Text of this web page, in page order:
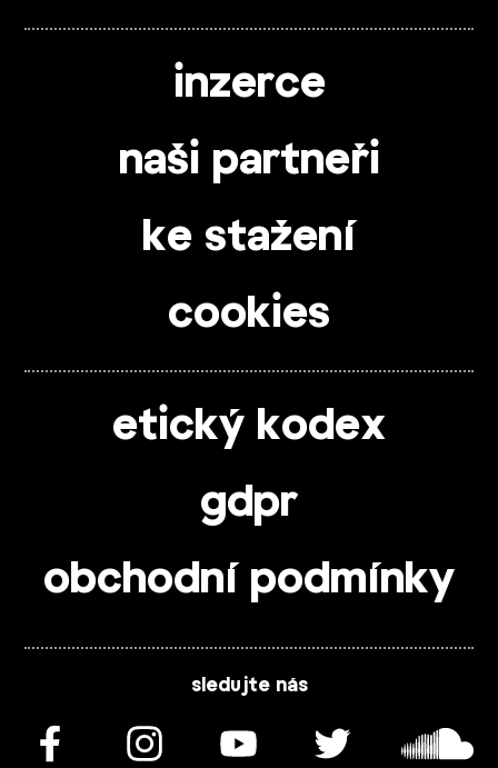
inzerce
naši partneři
ke stažení
cookies
etický kodex
gdpr
obchodní podmínky
sledujte nás